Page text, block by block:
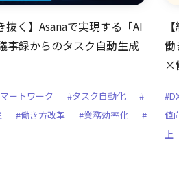
抜く】Asanaで実現する「AI
事録からのタスク自動生成
ートワーク #タスク自動化
#
#働き方改革 #業務効率化
#
働
×
値
上